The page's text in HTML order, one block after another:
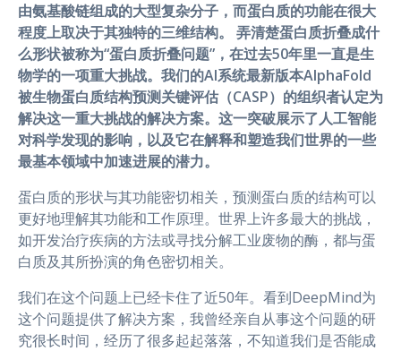
由氨基酸链组成的大型复杂分子，而蛋白质的功能在很大
程度上取决于其独特的三维结构。
弄清楚蛋白质折叠成什
么形状被称为“蛋白质折叠问题”，在过去50年里一直是生
物学的一项重大挑战。我们的AI系统最新版本AlphaFold
被生物蛋白质结构预测关键评估（CASP）的组织者认定为
解决这一重大挑战的解决方案。这一突破展示了人工智能
对科学发现的影响，以及它在解释和塑造我们世界的一些
最基本领域中加速进展的潜力。
蛋白质的形状与其功能密切相关，预测蛋白质的结构可以
更好地理解其功能和工作原理。世界上许多最大的挑战，
如开发治疗疾病的方法或寻找分解工业废物的酶，都与蛋
白质及其所扮演的角色密切相关。
我们在这个问题上已经卡住了近50年。看到DeepMind为
这个问题提供了解决方案，我曾经亲自从事这个问题的研
究很长时间，经历了很多起起落落，不知道我们是否能成